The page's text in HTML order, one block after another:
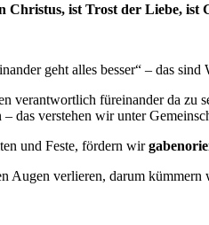
ist Trost der Liebe, ist
geht alles besser“ – das sind
verantwortlich füreinander da zu
das verstehen wir unter
und Feste, fördern wir
Augen verlieren, darum